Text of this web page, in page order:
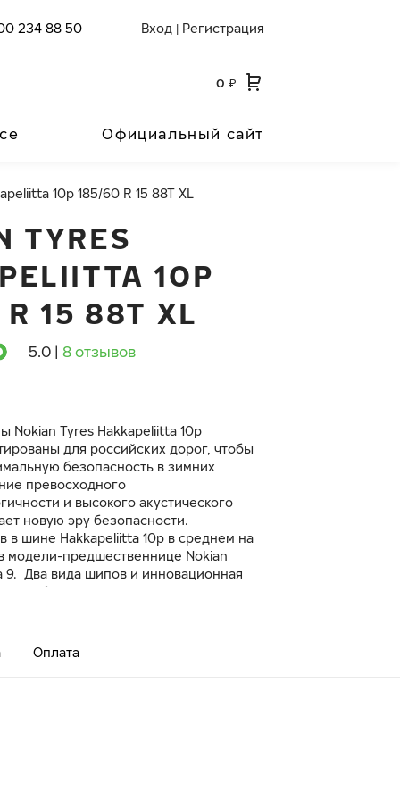
234 88 50 Вход Регистрация
0 ₽
Официальный сайт
10p 185/60 R 15 88T XL
TYRES
10P
15 88T XL
5.0 8 отзывов
Nokian Tyres Hakkapeliitta 10p
для российских дорог, чтобы
безопасность в зимних
превосходного
и высокого акустического
новую эру безопасности.
в шине Hakkapeliitta 10p в среднем на
модели-предшественнице Nokian
9. Два вида шипов и инновационная
обеспечивают максимальную
и торможении, а шипы в
сцепление в поворотах и
Оплата